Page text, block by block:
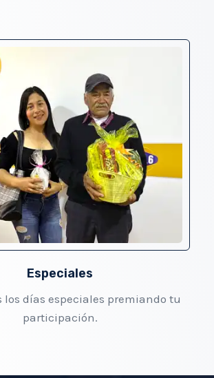
Especiales
los días especiales premiando tu
participación.